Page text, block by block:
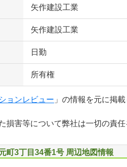
矢作建設工業
矢作建設工業
日勤
所有権
ョンレビュー 」の情報を元に掲
損害等について弊社は一切の責
町3丁目34番1号 周辺地図情報